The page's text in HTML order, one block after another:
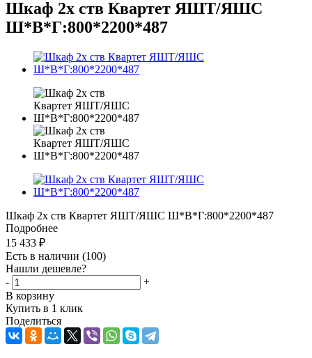
Шкаф 2х ств Квартет ЯШТ/ЯШС
Ш*В*Г:800*2200*487
Шкаф 2х ств Квартет ЯШТ/ЯШС Ш*В*Г:800*2200*487
Подробнее
15 433 ₽
Есть в наличии (100)
Нашли дешевле?
-
+
В корзину
Купить в 1 клик
Поделиться